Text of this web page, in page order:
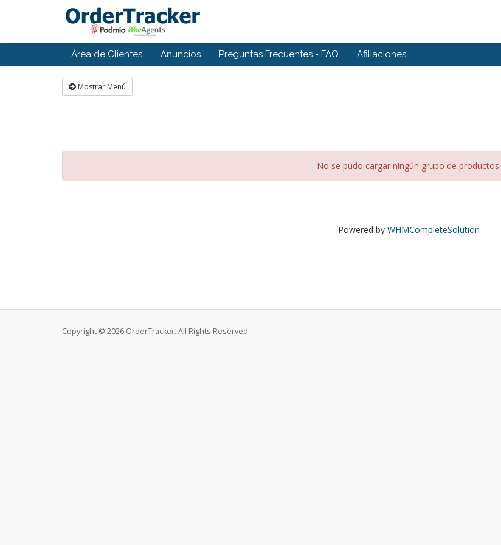
Área de Clientes Anuncios Preguntas Frecuentes - FAQ Afiliaciones
Mostrar Menú
No se pudo cargar ningún grupo de productos.
Powered by WHMCompleteSolution
Copyright © 2026 OrderTracker. All Rights Reserved.